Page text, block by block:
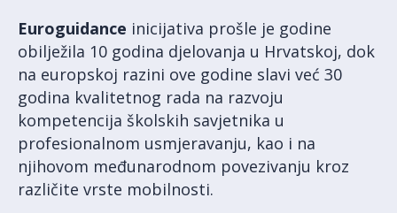
Euroguidance inicijativa prošle je godine
obilježila 10 godina djelovanja u Hrvatskoj, dok
na europskoj razini ove godine slavi već 30
godina kvalitetnog rada na razvoju
kompetencija školskih savjetnika u
profesionalnom usmjeravanju, kao i na
njihovom međunarodnom povezivanju kroz
različite vrste mobilnosti.